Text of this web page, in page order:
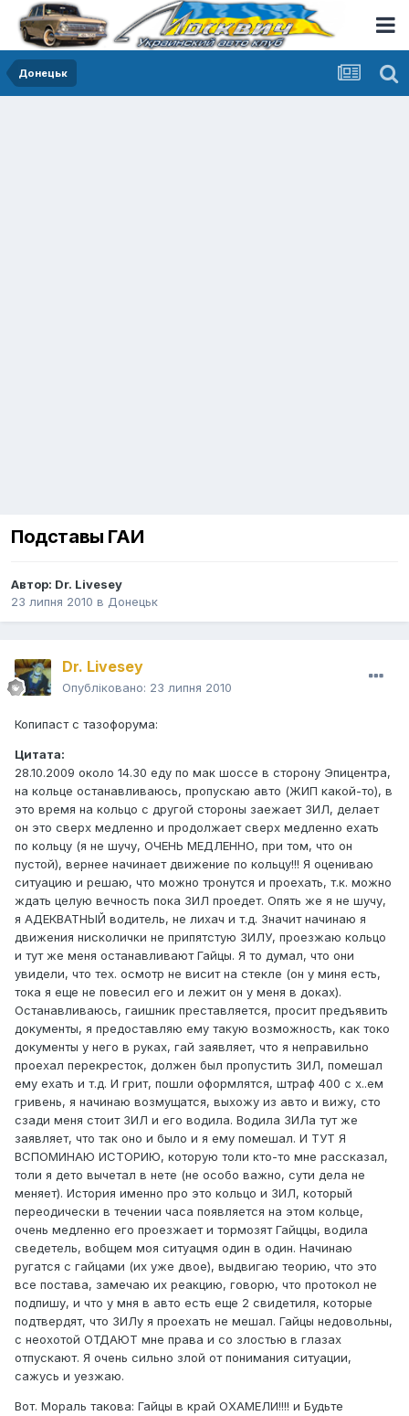
Донецьк
Подставы ГАИ
Автор: Dr. Livesey
23 липня 2010 в Донецьк
Dr. Livesey
Опубліковано: 23 липня 2010
Копипаст с тазофорума:
Цитата:
28.10.2009 около 14.30 еду по мак шоссе в сторону Эпицентра,
на кольце останавливаюсь, пропускаю авто (ЖИП какой-то), в
это время на кольцо с другой стороны заежает ЗИЛ, делает
он это сверх медленно и продолжает сверх медленно ехать
по кольцу (я не шучу, ОЧЕНЬ МЕДЛЕННО, при том, что он
пустой), вернее начинает движение по кольцу!!! Я оцениваю
ситуацию и решаю, что можно тронутся и проехать, т.к. можно
ждать целую вечность пока ЗИЛ проедет. Опять же я не шучу,
я АДЕКВАТНЫЙ водитель, не лихач и т.д. Значит начинаю я
движения нисколички не припятстую ЗИЛУ, проезжаю кольцо
и тут же меня останавливают Гайцы. Я то думал, что они
увидели, что тех. осмотр не висит на стекле (он у миня есть,
тока я еще не повесил его и лежит он у меня в доках).
Останавливаюсь, гаишник преставляется, просит предъявить
документы, я предоставляю ему такую возможность, как токо
документы у него в руках, гай заявляет, что я неправильно
проехал перекресток, должен был пропустить ЗИЛ, помешал
ему ехать и т.д. И грит, пошли оформлятся, штраф 400 с х..ем
гривень, я начинаю возмущатся, выхожу из авто и вижу, сто
сзади меня стоит ЗИЛ и его водила. Водила ЗИЛа тут же
заявляет, что так оно и было и я ему помешал. И ТУТ Я
ВСПОМИНАЮ ИСТОРИЮ, которую толи кто-то мне рассказал,
толи я дето вычетал в нете (не особо важно, сути дела не
меняет). История именно про это кольцо и ЗИЛ, который
переодически в течении часа появляется на этом кольце,
очень медленно его проезжает и тормозят Гайццы, водила
сведетель, вобщем моя ситуацмя один в один. Начинаю
ругатся с гайцами (их уже двое), выдвигаю теорию, что это
все постава, замечаю их реакцию, говорю, что протокол не
подпишу, и что у мня в авто есть еще 2 свидетиля, которые
подтвердят, что ЗИЛу я проехать не мешал. Гайцы недовольны,
с неохотой ОТДАЮТ мне права и со злостью в глазах
отпускают. Я очень сильно злой от понимания ситуации,
сажусь и уезжаю.
Вот. Мораль такова: Гайцы в край ОХАМЕЛИ!!!! и Будьте